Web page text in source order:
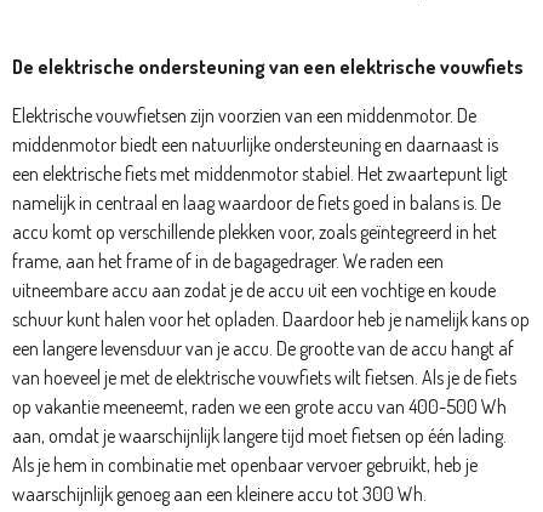
De elektrische ondersteuning van een elektrische vouwfiets
Elektrische vouwfietsen zijn voorzien van een middenmotor. De
middenmotor biedt een natuurlijke ondersteuning en daarnaast is
een elektrische fiets met middenmotorstabiel. Het zwaartepunt ligt
namelijk in centraal en laag waardoor de fiets goed in balans is. De
accu komt op verschillende plekken voor, zoals geïntegreerd in het
frame, aan het frame of in de bagagedrager. We raden een
uitneembare accu aan zodat je de accu uit een vochtige en koude
schuur kunt halen voor het opladen. Daardoor heb je namelijk kans op
een langere levensduur van je accu. De grootte van de accu hangt af
van hoeveel je met de elektrische vouwfiets wilt fietsen. Als je de fiets
op vakantie meeneemt, raden we een grote accu van 400-500 Wh
aan, omdat je waarschijnlijk langere tijd moet fietsen op één lading.
Als je hem in combinatie met openbaar vervoer gebruikt, heb je
waarschijnlijk genoeg aan een kleinere accu tot 300 Wh.